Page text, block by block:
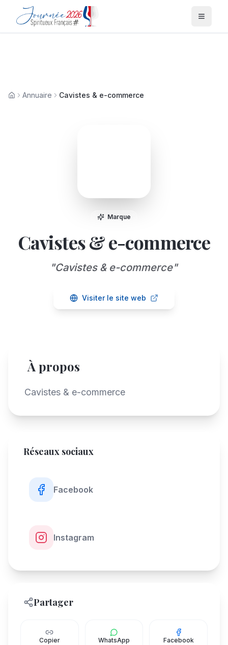
Menu
AccueilAnnuaire Cavistes & e-commerce
Marque
Cavistes & e-commerce
"Cavistes & e-commerce"
Visiter le site web
À propos
Cavistes & e-commerce
Réseaux sociaux
Facebook
Instagram
Partager
Copier WhatsApp Facebook